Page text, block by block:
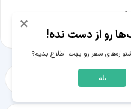
شهرگردی
×
رو از دست نده!
سفر رو بهت اطلاع بدیم؟
بله